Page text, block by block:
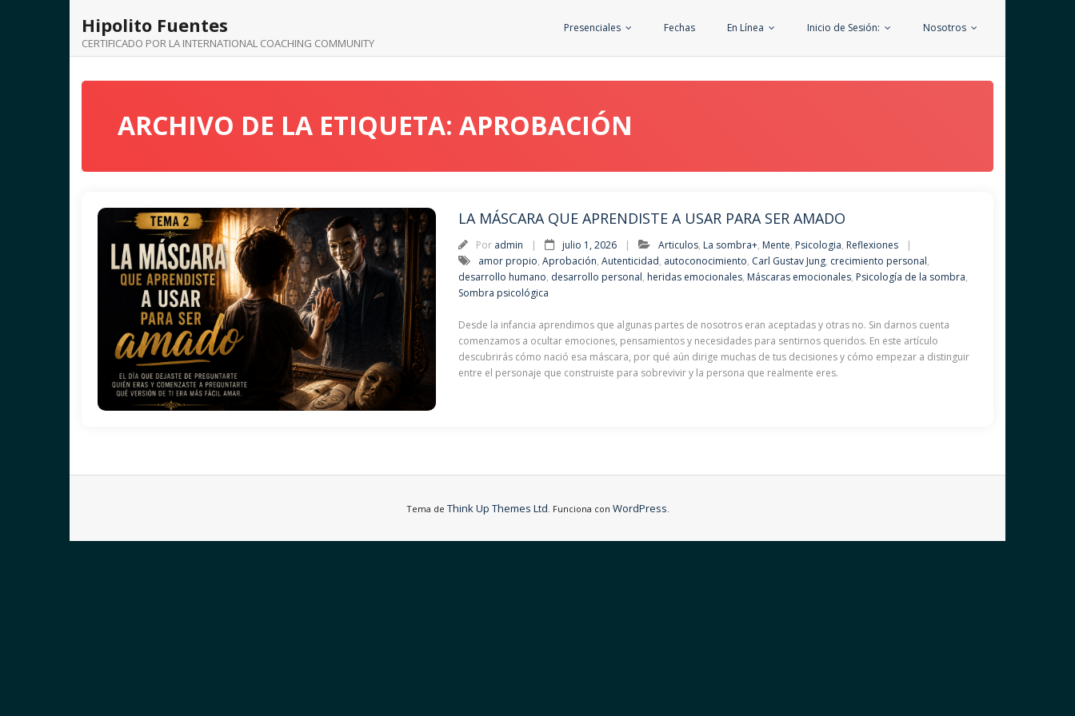
contenido
Hipolito Fuentes
CERTIFICADO POR LA INTERNATIONAL COACHING COMMUNITY
Presenciales Fechas En Línea Inicio de Sesión: Nosotros
ARCHIVO DE LA ETIQUETA: APROBACIÓN
LA MÁSCARA QUE APRENDISTE A USAR PARA SER AMADO
Por admin julio 1, 2026 Articulos, La sombra+, Mente, Psicologia, Reflexiones
amor propio,Aprobación,Autenticidad, autoconocimiento, Carl Gustav Jung, crecimiento personal,
desarrollo humano, desarrollo personal, heridas emocionales, Máscaras emocionales, Psicología de la sombra,
Sombra psicológica
Desde la infancia aprendimos que algunas partes de nosotros eran aceptadas y otras no. Sin darnos cuenta
comenzamos a ocultar emociones, pensamientos y necesidades para sentirnos queridos. En este artículo
descubrirás cómo nació esa máscara, por qué aún dirige muchas de tus decisiones y cómo empezar a distinguir
entre el personaje que construiste para sobrevivir y la persona que realmente eres.
Tema de Think Up Themes Ltd . Funciona con WordPress